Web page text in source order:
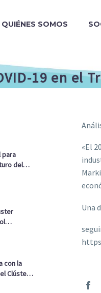
QUIÉNES SOMOS
19 en el
para
del
para
con la
Clúster
y la Real
«El
Una